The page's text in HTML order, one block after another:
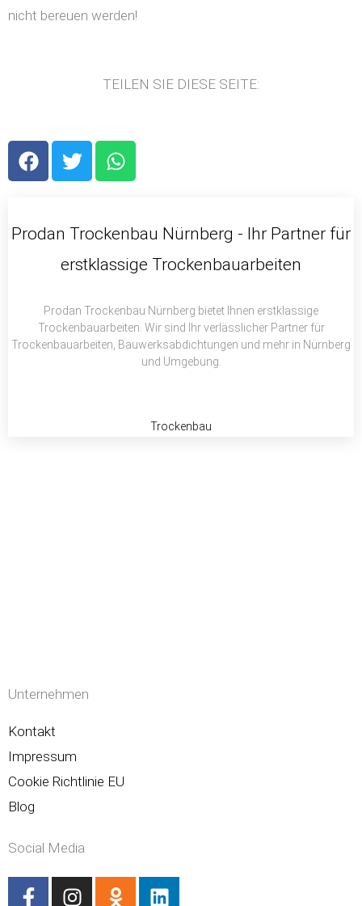
nicht bereuen werden!
TEILEN SIE DIESE SEITE:
F
a
b
T
w
t
r
W
h
s
p
Prodan Trockenbau Nürnberg - Ihr Partner für
erstklassige Trockenbauarbeiten
Prodan Trockenbau Nürnberg bietet Ihnen erstklassige
Trockenbauarbeiten. Wir sind Ihr verlässlicher Partner für
Trockenbauarbeiten, Bauwerksabdichtungen und mehr in Nürnberg
und Umgebung.
Trockenbau
Unternehmen
Kontakt
Impressum
Cookie Richtlinie EU
Blog
Social Media
F
I
O
L